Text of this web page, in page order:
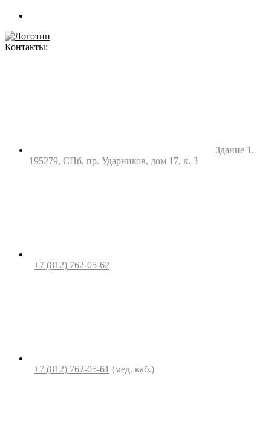
Контакты:
Здание 1.
195279, СПб, пр. Ударников, дом 17, к. 3
+7 (812) 762-05-62
+7 (812) 762-05-61 (мед. каб.)